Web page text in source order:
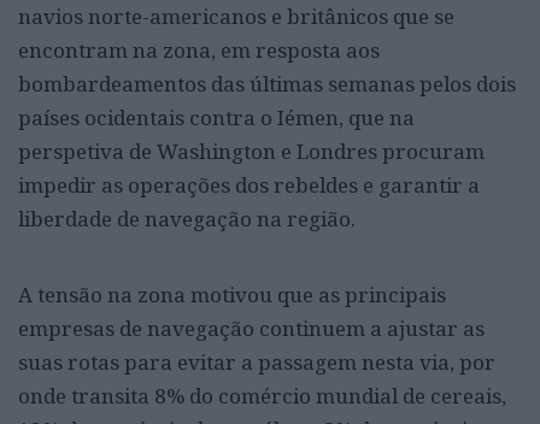
navios norte-americanos e britânicos que se
encontram na zona, em resposta aos
bombardeamentos das últimas semanas pelos dois
países ocidentais contra o Iémen, que na
perspetiva de Washington e Londres procuram
impedir as operações dos rebeldes e garantir a
liberdade de navegação na região.
A tensão na zona motivou que as principais
empresas de navegação continuem a ajustar as
suas rotas para evitar a passagem nesta via, por
onde transita 8% do comércio mundial de cereais,